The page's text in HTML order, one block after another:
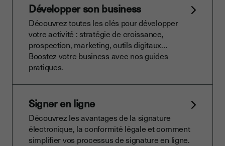
Développer son business
Découvrez toutes les clés pour développer
votre activité : stratégie de croissance,
prospection, marketing, outils digitaux…
Boostez votre business avec nos guides
pratiques.
Signer en ligne
Découvrez les avantages de la signature
électronique, la conformité légale et comment
simplifier vos processus de signature en ligne.